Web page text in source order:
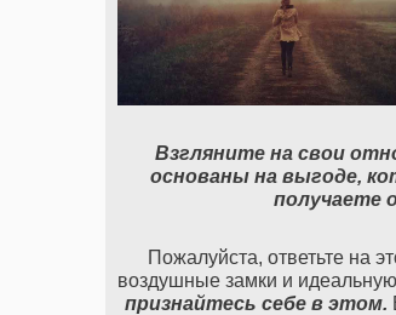
Взгляните на свои
основаны на выгоде,
получаете
Пожалуйста, ответьте на
воздушные замки и
признайтесь себе в этом.